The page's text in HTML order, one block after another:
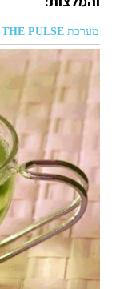
מערכת THE PULSE